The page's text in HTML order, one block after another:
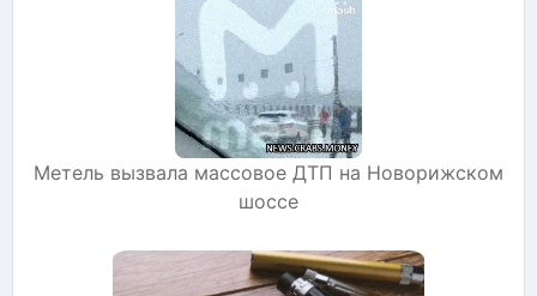
Метель вызвала массовое ДТП на Новорижском
шоссе